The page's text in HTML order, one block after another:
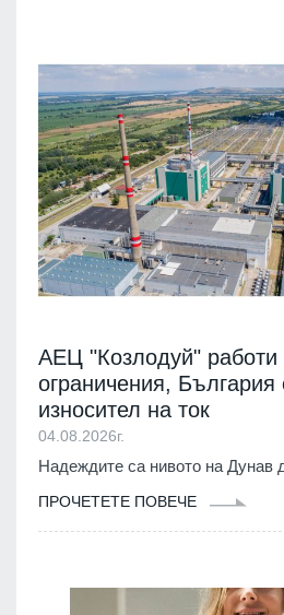
АЕЦ "Козлодуй" работи
ограничения, България
износител на ток
04.08.2026г.
Надеждите са нивото на Дунав
ПРОЧЕТЕТЕ ПОВЕЧЕ